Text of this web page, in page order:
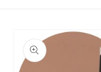
direct naar